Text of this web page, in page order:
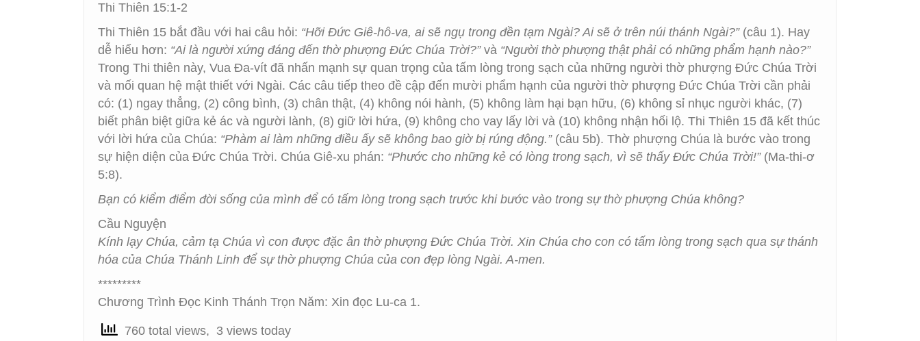
Thi Thiên 15:1-2
Thi Thiên 15 bắt đầu với hai câu hỏi: “Hỡi Đức Giê-hô-va, ai sẽ ngụ trong đền tạm Ngài? Ai sẽ ở trên núi thánh Ngài?”(câu 1). Hay
dễ hiểu hơn: “Ai là người xứng đáng đến thờ phượng Đức Chúa Trời?”và “Người thờ phượng thật phải có những phẩm hạnh nào?”
Trong Thi thiên này, Vua Đa-vít đã nhấn mạnh sự quan trọng của tấm lòng trong sạch của những người thờ phượng Đức Chúa Trời
và mối quan hệ mật thiết với Ngài. Các câu tiếp theo đề cập đến mười phẩm hạnh của người thờ phượng Đức Chúa Trời cần phải
có: (1) ngay thẳng, (2) công bình, (3) chân thật, (4) không nói hành, (5) không làm hại bạn hữu, (6) không sỉ nhục người khác, (7)
biết phân biệt giữa kẻ ác và người lành, (8) giữ lời hứa, (9) không cho vay lấy lời và (10) không nhận hối lộ. Thi Thiên 15 đã kết thúc
với lời hứa của Chúa: “Phàm ai làm những điều ấy sẽ không bao giờ bị rúng động.”(câu 5b). Thờ phượng Chúa là bước vào trong
sự hiện diện của Đức Chúa Trời. Chúa Giê-xu phán: “Phước cho những kẻ có lòng trong sạch, vì sẽ thấy Đức Chúa Trời!”(Ma-thi-ơ
5:8).
Bạn có kiểm điểm đời sống của mình để có tấm lòng trong sạch trước khi bước vào trong sự thờ phượng Chúa không?
Cầu Nguyện
Kính lạy Chúa, cảm tạ Chúa vì con được đặc ân thờ phượng Đức Chúa Trời. Xin Chúa cho con có tấm lòng trong sạch qua sự thánh
hóa của Chúa Thánh Linh để sự thờ phượng Chúa của con đẹp lòng Ngài. A-men.
*********
Chương Trình Đọc Kinh Thánh Trọn Năm: Xin đọc Lu-ca 1.
760 total views, 3 views today